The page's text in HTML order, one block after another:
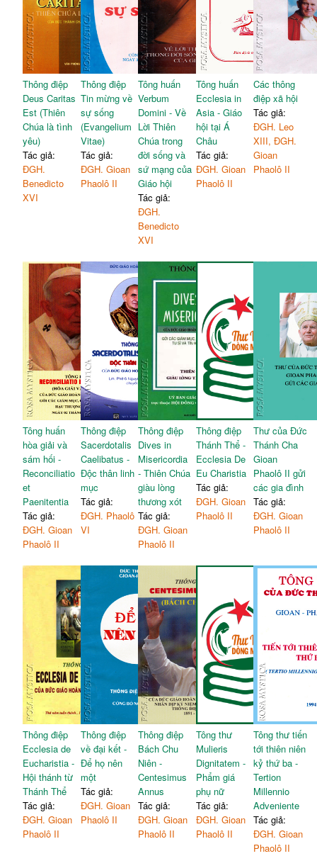
Thông điệp
Deus Caritas
Est (Thiên
Chúa là tình
yêu)
Tác giả:
ĐGH.
Benedicto
XVI
Thông điệp
Tin mừng về
sự sống
(Evangelium
Vitae)
Tác giả:
ĐGH. Gioan
Phaolô II
Tông huấn
Verbum
Domini - Về
Lời Thiên
Chúa trong
đời sống và
sứ mạng của
Giáo hội
Tác giả:
ĐGH.
Benedicto
XVI
Tông huấn
Ecclesia in
Asia - Giáo
hội tại Á
Châu
Tác giả:
ĐGH. Gioan
Phaolô II
Các thông
điệp xã hội
Tác giả:
ĐGH. Leo
XIII, ĐGH.
Gioan
Phaolô II
Tông huấn
hòa giải và
sám hối -
Reconciliatio
et
Paenitentia
Tác giả:
ĐGH. Gioan
Phaolô II
Thông điệp
Sacerdotalis
Caelibatus -
Độc thân linh
mục
Tác giả:
ĐGH. Phaolô
VI
Thông điệp
Dives in
Misericordia
- Thiên Chúa
giàu lòng
thương xót
Tác giả:
ĐGH. Gioan
Phaolô II
Thông điệp
Thánh Thể -
Ecclesia De
Eu Charistia
Tác giả:
ĐGH. Gioan
Phaolô II
Thư của Đức
Thánh Cha
Gioan
Phaolô II gửi
các gia đình
Tác giả:
ĐGH. Gioan
Phaolô II
Thông điệp
Ecclesia de
Eucharistia -
Hội thánh từ
Thánh Thể
Tác giả:
ĐGH. Gioan
Phaolô II
Thông điệp
về đại kết -
Để họ nên
một
Tác giả:
ĐGH. Gioan
Phaolô II
Thông điệp
Bách Chu
Niên -
Centesimus
Annus
Tác giả:
ĐGH. Gioan
Phaolô II
Tông thư
Mulieris
Dignitatem -
Phẩm giá
phụ nữ
Tác giả:
ĐGH. Gioan
Phaolô II
Tông thư tiến
tới thiên niên
kỷ thứ ba -
Tertion
Millennio
Adveniente
Tác giả:
ĐGH. Gioan
Phaolô II